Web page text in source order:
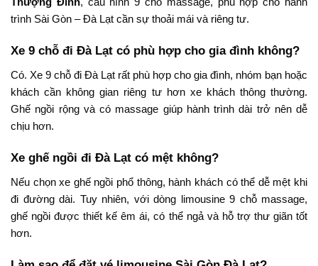
trình Sài Gòn – Đà Lạt cần sự thoải mái và riêng tư.
Xe 9 chỗ đi Đà Lạt có phù hợp cho gia đình không?
Có. Xe 9 chỗ đi Đà Lạt rất phù hợp cho gia đình, nhóm bạn hoặc
khách cần không gian riêng tư hơn xe khách thông thường.
Ghế ngồi rộng và có massage giúp hành trình dài trở nên dễ
chịu hơn.
Xe ghế ngồi đi Đà Lạt có mệt không?
Nếu chọn xe ghế ngồi phổ thông, hành khách có thể dễ mệt khi
đi đường dài. Tuy nhiên, với dòng limousine 9 chỗ massage,
ghế ngồi được thiết kế êm ái, có thể ngả và hỗ trợ thư giãn tốt
hơn.